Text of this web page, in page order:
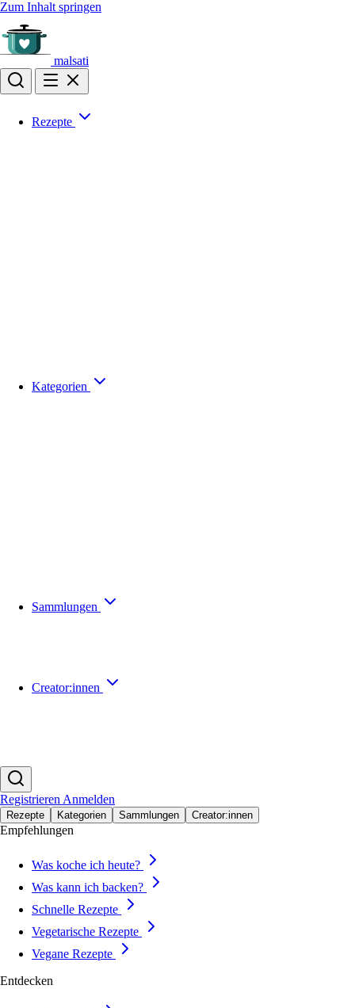
Zum Inhalt springen
malsati
Rezepte
Kategorien
Sammlungen
Creator:innen
Registrieren Anmelden
Rezepte Kategorien Sammlungen Creator:innen
Empfehlungen
Was koche ich heute?
Was kann ich backen?
Schnelle Rezepte
Vegetarische Rezepte
Vegane Rezepte
Entdecken